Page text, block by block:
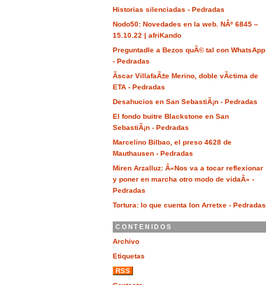
Historias silenciadas - Pedradas
Nodo50: Novedades en la web. NÂº 6845 –
15.10.22 | afriKando
Preguntadle a Bezos quÃ© tal con WhatsApp
- Pedradas
Ãscar VillafaÃ±e Merino, doble vÃ­ctima de
ETA - Pedradas
Desahucios en San SebastiÃ¡n - Pedradas
El fondo buitre Blackstone en San
SebastiÃ¡n - Pedradas
Marcelino Bilbao, el preso 4628 de
Mauthausen - Pedradas
Miren Arzalluz: Â«Nos va a tocar reflexionar
y poner en marcha otro modo de vidaÂ» -
Pedradas
Tortura: lo que cuenta Ion Arretxe - Pedradas
CONTENIDOS
Archivo
Etiquetas
RSS